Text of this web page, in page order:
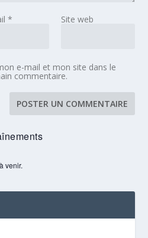
* Site web
e-mail et mon site dans le
commentaire.
venir.